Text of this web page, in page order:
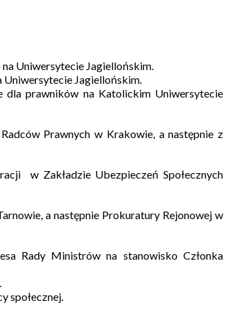
Uniwersytecie Jagiellońskim.
Uniwersytecie Jagiellońskim.
dla prawników na Katolickim Uniwersytecie
Prawnych w Krakowie, a następnie z
w Zakładzie Ubezpieczeń Społecznych
a następnie Prokuratury Rejonowej w
Rady Ministrów na stanowisko Członka
społecznej.